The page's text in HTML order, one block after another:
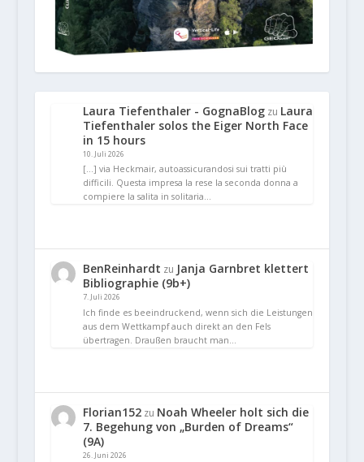
Laura Tiefenthaler - GognaBlogzu Laura
Tiefenthaler solos the Eiger North Face
in 15 hours
10. Juli 2026
[…] via Heckmair, autoassicurandosi sui tratti più
difficili. Questa impresa la rese la seconda donna a
compiere la salita in solitaria…
BenReinhardt zu Janja Garnbret klettert
Bibliographie (9b+)
7. Juli 2026
Ich finde es beeindruckend, wenn sich die Leistungen
aus dem Wettkampf auch direkt an den Fels
übertragen. Draußen braucht man…
Florian152zu Noah Wheeler holt sich die
7. Begehung von „Burden of Dreams“
(9A)
26. Juni 2026